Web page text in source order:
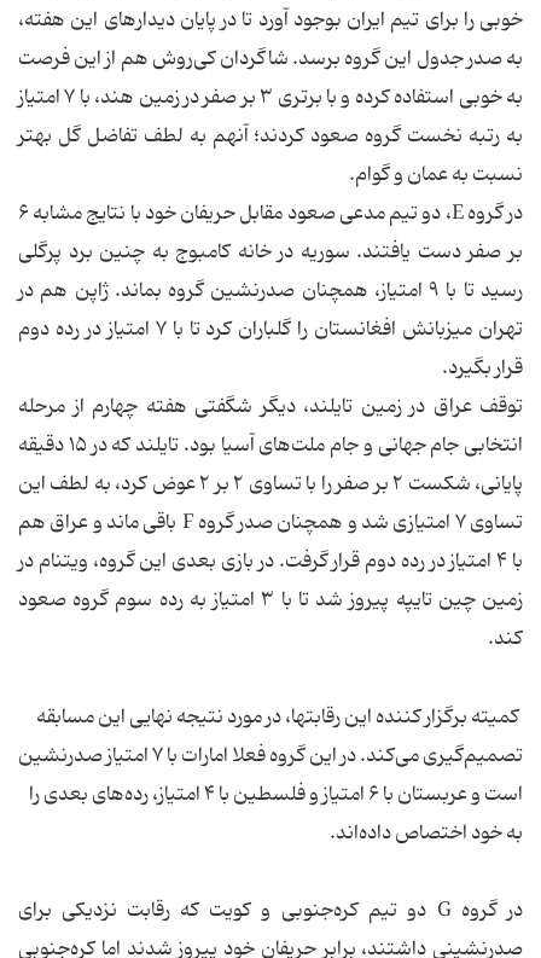
خوبی را برای تیم ایران بوجود آورد تا در پایان دیدارهای این هفته،
به صدر جدول این گروه برسد. شاگردان کی‌روش هم از این فرصت
به خوبی استفاده کرده و با برتری ۳ بر صفر در زمین هند، با ۷ امتیاز
به رتبه نخست گروه صعود کردند؛ آنهم به لطف تفاضل گل بهتر
نسبت به عمان و گوام.
در گروه E، دو تیم مدعی صعود مقابل حریفان خود با نتایج مشابه ۶
بر صفر دست یافتند. سوریه در خانه کامبوج به چنین برد پرگلی
رسید تا با ۹ امتیاز، همچنان صدرنشین گروه بماند. ژاپن هم در
تهران میزبانش افغانستان را گلباران کرد تا با ۷ امتیاز در رده دوم
قرار بگیرد.
توقف عراق در زمین تایلند، دیگر شگفتی هفته چهارم از مرحله
انتخابی جام جهانی و جام ملت‌های آسیا بود. تایلند که در ۱۵ دقیقه
پایانی، شکست ۲ بر صفر را با تساوی ۲ بر ۲ عوض کرد، به لطف این
تساوی ۷ امتیازی شد و همچنان صدر گروه F باقی ماند و عراق هم
با ۴ امتیاز در رده دوم قرار گرفت. در بازی بعدی این گروه، ویتنام در
زمین چین تایپه پیروز شد تا با ۳ امتیاز به رده سوم گروه صعود
کند.
کمیته برگزار کننده این رقابتها، در مورد نتیجه نهایی این مسابقه
تصمیم‌گیری می‌کند. در این گروه فعلا امارات با ۷ امتیاز صدرنشین
است و عربستان با ۶ امتیاز و فلسطین با ۴ امتیاز، رده‌های بعدی را
به خود اختصاص داده‌اند.
در گروه G دو تیم کره‌جنوبی و کویت که رقابت نزدیکی برای
صدرنشینی داشتند، برابر حریفان خود پیروز شدند اما کره‌جنوبی